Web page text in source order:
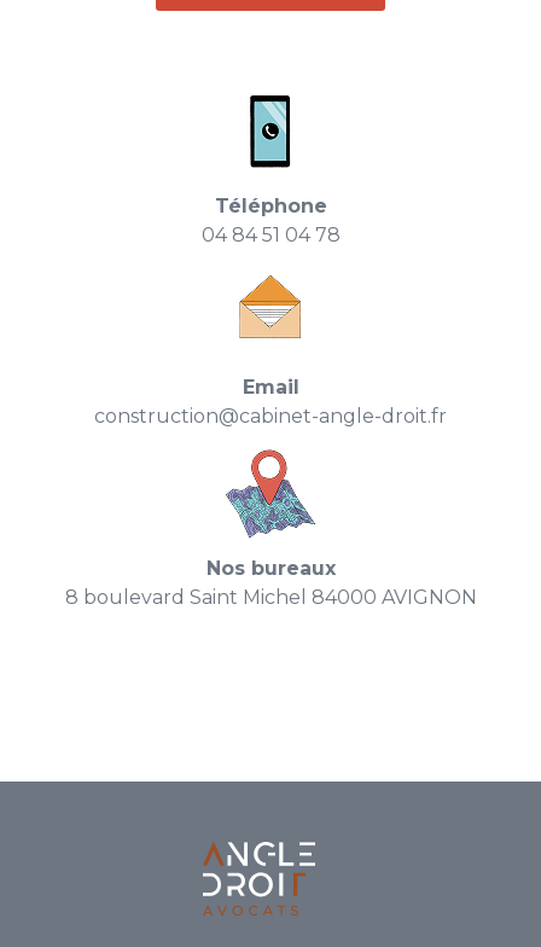
Téléphone
04 84 51 04 78
Email
construction@cabinet-angle-droit.fr
Nos bureaux
8 boulevard Saint Michel 84000 AVIGNON